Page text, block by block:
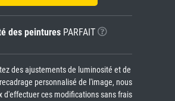
des peinturesPARFAIT
des ajustements de luminosité et de
personnalisé de l'image, nous
d'effectuer ces modifications sans frais